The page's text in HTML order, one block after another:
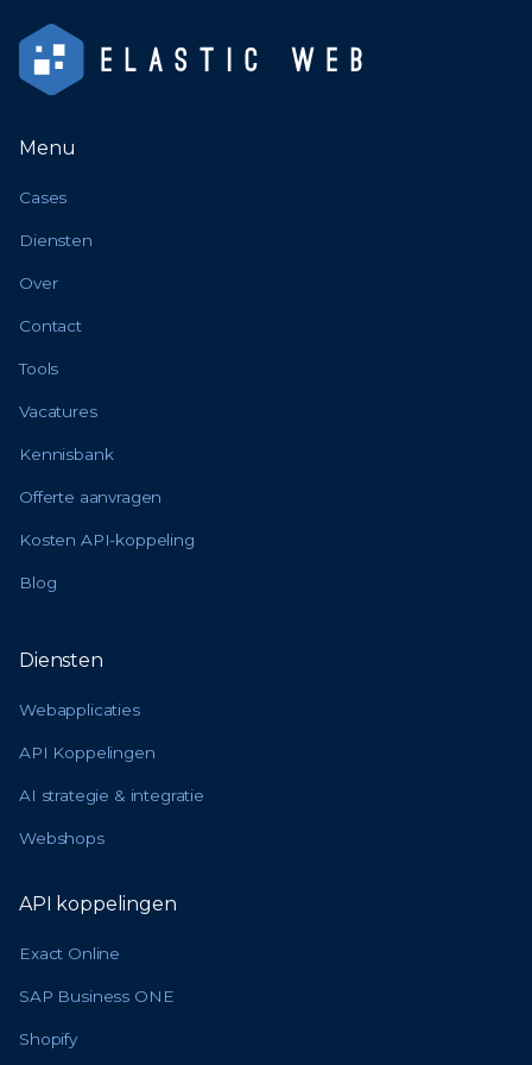
Menu
Cases
Diensten
Over
Contact
Tools
Vacatures
Kennisbank
Offerte aanvragen
Kosten API-koppeling
Blog
Diensten
Webapplicaties
API Koppelingen
AI strategie & integratie
Webshops
API koppelingen
Exact Online
SAP Business ONE
Shopify